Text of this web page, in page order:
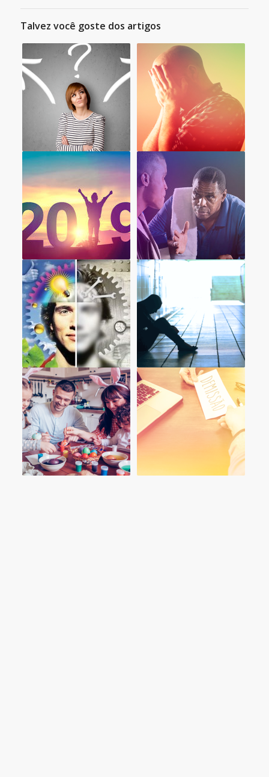
Talvez você goste dos artigos